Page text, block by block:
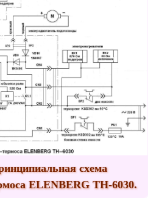
схема
ELENBERG TH-6030.